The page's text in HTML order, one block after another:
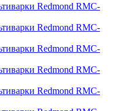
Redmond RMC-
Redmond RMC-
Redmond RMC-
Redmond RMC-
Redmond RMC-